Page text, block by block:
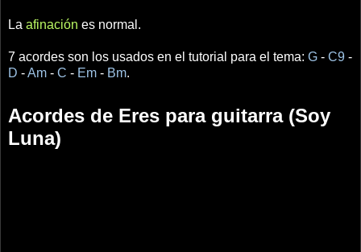
La afinación es normal.
7 acordes son los usados en el tutorial para el tema: G - C9 -
D -Am - C - Em - Bm.
Acordes de Eres para guitarra (Soy
Luna)